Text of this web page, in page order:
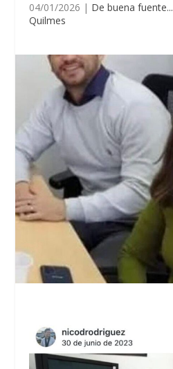
04/01/2026 | De buena fuente...
Quilmes